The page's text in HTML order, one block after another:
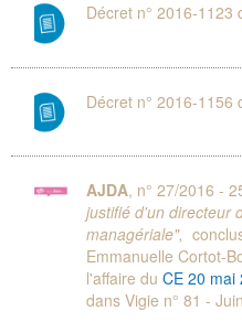
Décret n° 2016-1123
Décret n° 2016-1156
AJDA, n° 27/2016 -
justifié d'un directeur
managériale",
Emmanuelle Cortot-
l'affaire du CE 20 mai
dans Vigie n° 81 -